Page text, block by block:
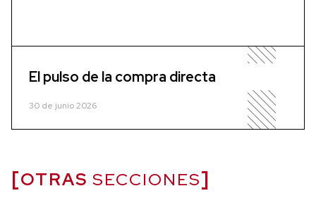
El pulso de la compra directa
30 de junio 2026
OTRAS SECCIONES